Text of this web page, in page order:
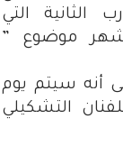
الثانية التي
ذات الشهر موضوع ”
أنه سيتم يوم
التشكيلي